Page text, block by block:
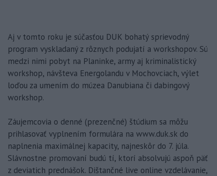
Aj v tomto roku je súčasťou DUK bohatý sprievodný
program vyskladaný z rôznych podujatí a workshopov. Sú
medzi nimi pobyt na Planinke, army aj kriminalistický
workshop, návšteva Energolandu v Mochovciach, výlet
loďou za umením do múzea Danubiana či dabingový
workshop.
Záujemcovia o denné (prezenčné) štúdium sa môžu
prihlasovať vyplnením formulára na www.duk.sk do
naplnenia maximálnej kapacity, najneskôr do 7. júla.
Slávnostne promovaní budú tí, ktorí absolvujú aspoň päť
z deviatich prednášok. Dištančné live online vzdelávanie,